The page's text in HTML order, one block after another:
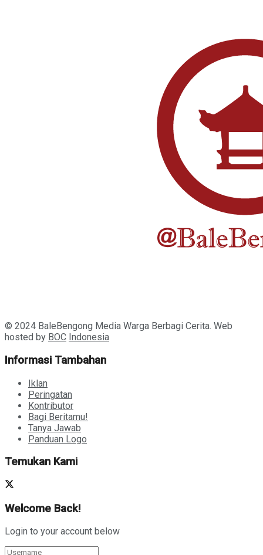
© 2024 BaleBengong Media Warga Berbagi Cerita. Web
hosted by BOC Indonesia
Informasi Tambahan
Iklan
Peringatan
Kontributor
Bagi Beritamu!
Tanya Jawab
Panduan Logo
Temukan Kami
Welcome Back!
Login to your account below